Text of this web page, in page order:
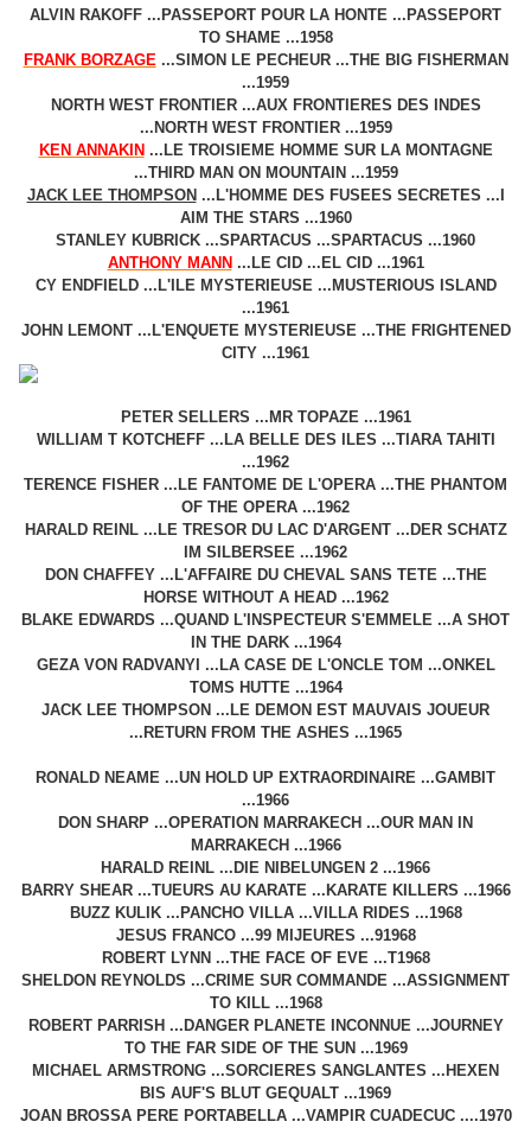
ALVIN RAKOFF ...PASSEPORT POUR LA HONTE ...PASSEPORT
TO SHAME ...1958
FRANK BORZAGE...SIMON LE PECHEUR ...THE BIG FISHERMAN
...1959
NORTH WEST FRONTIER ...AUX FRONTIERES DES INDES
...NORTH WEST FRONTIER ...1959
KEN ANNAKIN ...LE TROISIEME HOMME SUR LA MONTAGNE
...THIRD MAN ON MOUNTAIN ...1959
JACK LEE THOMPSON ...L'HOMME DES FUSEES SECRETES ...I
AIM THE STARS ...1960
STANLEY KUBRICK ...SPARTACUS ...SPARTACUS ...1960
ANTHONY MANN ...LE CID ...EL CID ...1961
CY ENDFIELD ...L'ILE MYSTERIEUSE ...MUSTERIOUS ISLAND
...1961
JOHN LEMONT ...L'ENQUETE MYSTERIEUSE ...THE FRIGHTENED
CITY ...1961
PETER SELLERS ...MR TOPAZE ...1961
WILLIAM T KOTCHEFF ...LA BELLE DES ILES ...TIARA TAHITI
...1962
TERENCE FISHER ...LE FANTOME DE L'OPERA ...THE PHANTOM
OF THE OPERA ...1962
HARALD REINL ...LE TRESOR DU LAC D'ARGENT ...DER SCHATZ
IM SILBERSEE ...1962
DON CHAFFEY ...L'AFFAIRE DU CHEVAL SANS TETE ...THE
HORSE WITHOUT A HEAD ...1962
BLAKE EDWARDS ...QUAND L'INSPECTEUR S'EMMELE ...A SHOT
IN THE DARK ...1964
GEZA VON RADVANYI ...LA CASE DE L'ONCLE TOM ...ONKEL
TOMS HUTTE ...1964
JACK LEE THOMPSON ...LE DEMON EST MAUVAIS JOUEUR
...RETURN FROM THE ASHES ...1965
RONALD NEAME ...UN HOLD UP EXTRAORDINAIRE ...GAMBIT
...1966
DON SHARP ...OPERATION MARRAKECH ...OUR MAN IN
MARRAKECH ...1966
HARALD REINL ...DIE NIBELUNGEN 2 ...1966
BARRY SHEAR ...TUEURS AU KARATE ...KARATE KILLERS ...1966
BUZZ KULIK ...PANCHO VILLA ...VILLA RIDES ...1968
JESUS FRANCO ...99 MIJEURES ...91968
ROBERT LYNN ...THE FACE OF EVE ...T1968
SHELDON REYNOLDS ...CRIME SUR COMMANDE ...ASSIGNMENT
TO KILL ...1968
ROBERT PARRISH ...DANGER PLANETE INCONNUE ...JOURNEY
TO THE FAR SIDE OF THE SUN ...1969
MICHAEL ARMSTRONG ...SORCIERES SANGLANTES ...HEXEN
BIS AUF'S BLUT GEQUALT ...1969
JOAN BROSSA PERE PORTABELLA ...VAMPIR CUADECUC ....1970